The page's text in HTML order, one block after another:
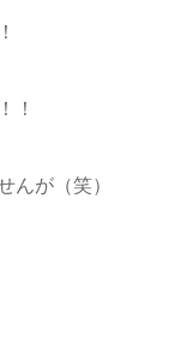
！
！！
せんが（笑）